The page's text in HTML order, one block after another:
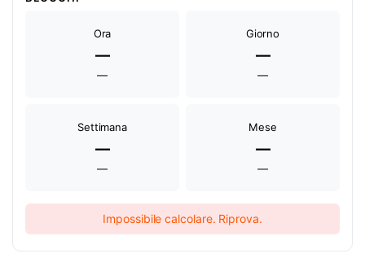
Ora
—
—
Giorno
—
—
Settimana
—
—
Mese
—
—
Impossibile calcolare. Riprova.